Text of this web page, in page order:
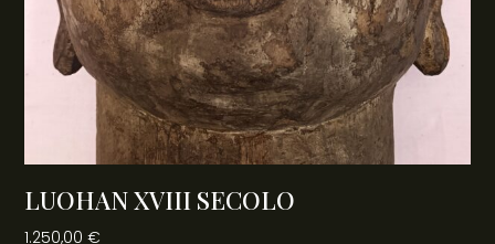
LUOHAN XVIII SECOLO
1.250,00€